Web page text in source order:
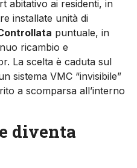
abitativo ai residenti, in
installate unità di
puntuale, in
ricambio e
La scelta è caduta sul
sistema VMC “invisibile”
a scomparsa all’interno
diventa